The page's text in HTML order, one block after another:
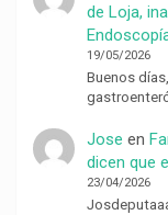
de Loja,
19/05/2026
Buenos
Jose en
dicen que
23/04/2026